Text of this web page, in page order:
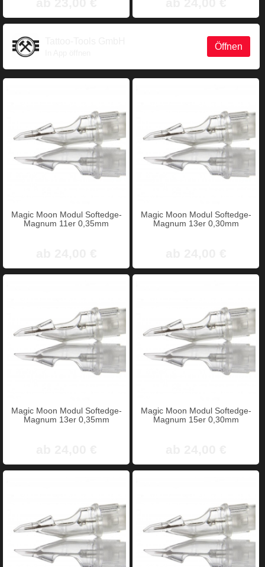
Öffnen
Magic Moon Modul Softedge-
Magnum 11er 0,35mm
Magic Moon Modul Softedge-
Magnum 13er 0,30mm
Magic Moon Modul Softedge-
Magnum 13er 0,35mm
Magic Moon Modul Softedge-
Magnum 15er 0,30mm